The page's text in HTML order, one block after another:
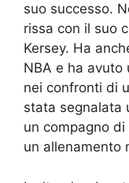
suo successo.
rissa con il suo
Kersey. Ha
NBA e ha
nei confronti di
stata segnalata
un compagno
un allenamento